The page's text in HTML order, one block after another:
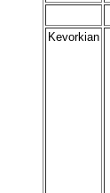
Kevorkian